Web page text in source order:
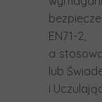
EN71-2,
a
lub
i